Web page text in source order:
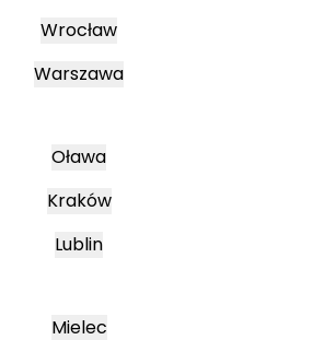
Wrocław
Warszawa
Oława
Kraków
Lublin
Mielec